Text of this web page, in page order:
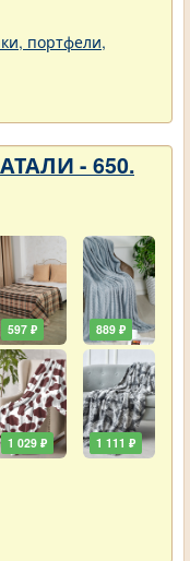
портфели,
- 650.
597 ₽
1 029 ₽
889 ₽
1 111 ₽